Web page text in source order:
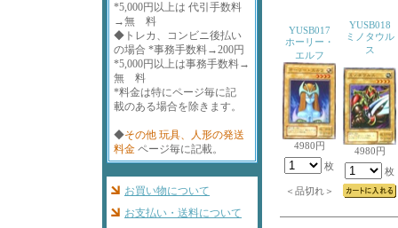
*5,000円以上は 代引手数料
→無 料
◆トレカ、コンビニ後払い
の場合 *事務手数料→200円
*5,000円以上は事務手数料→
無 料
*料金は特にページ毎に記
載のある場合を除きます。
◆その他 玩具、人形の発送
料金 ページ毎に記載。
お買い物について
お支払い・送料について
YUSB017
ホーリー・
エルフ
4980円
枚
＜品切れ＞
YUSB018
ミノタウル
ス
4980円
枚